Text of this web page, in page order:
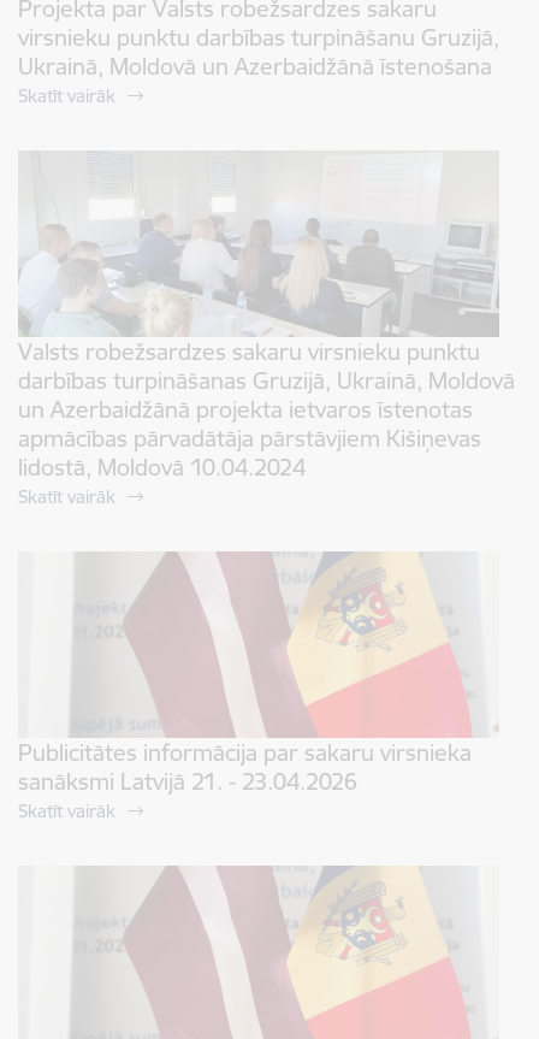
Projekta par Valsts robežsardzes sakaru
virsnieku punktu darbības turpināšanu Gruzijā,
Ukrainā, Moldovā un Azerbaidžānā īstenošana
Skatīt vairāk
Valsts robežsardzes sakaru virsnieku punktu
darbības turpināšanas Gruzijā, Ukrainā, Moldovā
un Azerbaidžānā projekta ietvaros īstenotas
apmācības pārvadātāja pārstāvjiem Kišiņevas
lidostā, Moldovā 10.04.2024
Skatīt vairāk
Publicitātes informācija par sakaru virsnieka
sanāksmi Latvijā 21. - 23.04.2026
Skatīt vairāk